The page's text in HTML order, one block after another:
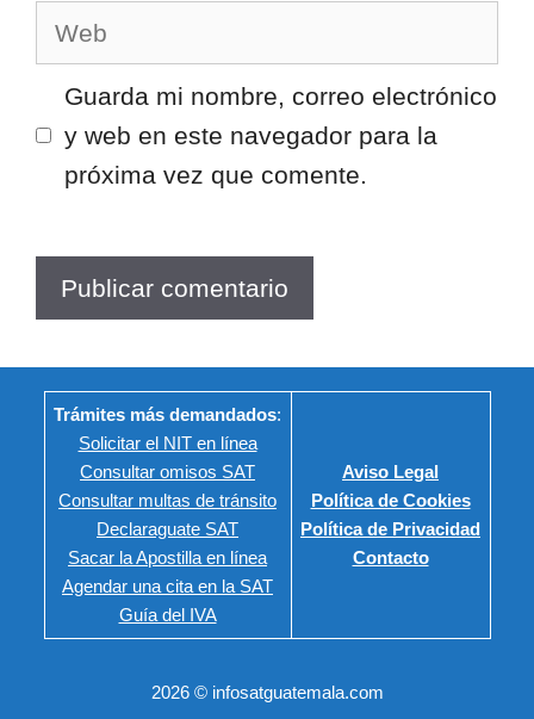
Web
Guarda mi nombre, correo electrónico
y web en este navegador para la
próxima vez que comente.
Trámites más demandados:
Solicitar el NIT en línea
Consultar omisos SAT
Consultar multas de tránsito
Declaraguate SAT
Sacar la Apostilla en línea
Agendar una cita en la SAT
Guía del IVA
Aviso Legal
Política de Cookies
Política de Privacidad
Contacto
2026 © infosatguatemala.com